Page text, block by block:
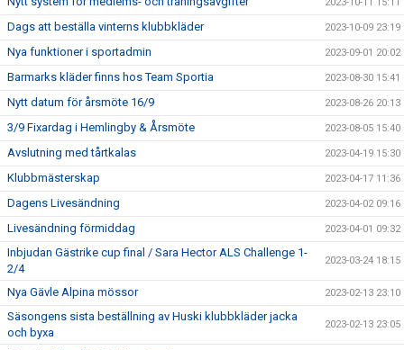
Dags att beställa vinterns klubbkläder 2023-10-09 23:19
Nya funktioner i sportadmin 2023-09-01 20:02
Barmarks kläder finns hos Team Sportia 2023-08-30 15:41
Nytt datum för årsmöte 16/9 2023-08-26 20:13
3/9 Fixardag i Hemlingby & Årsmöte 2023-08-05 15:40
Avslutning med tårtkalas 2023-04-19 15:30
Klubbmästerskap 2023-04-17 11:36
Dagens Livesändning 2023-04-02 09:16
Livesändning förmiddag 2023-04-01 09:32
Inbjudan Gästrike cup final / Sara Hector ALS Challenge 1-
2/4
2023-03-24 18:15
Nya Gävle Alpina mössor 2023-02-13 23:10
Säsongens sista beställning av Huski klubbkläder jacka
och byxa
2023-02-13 23:05